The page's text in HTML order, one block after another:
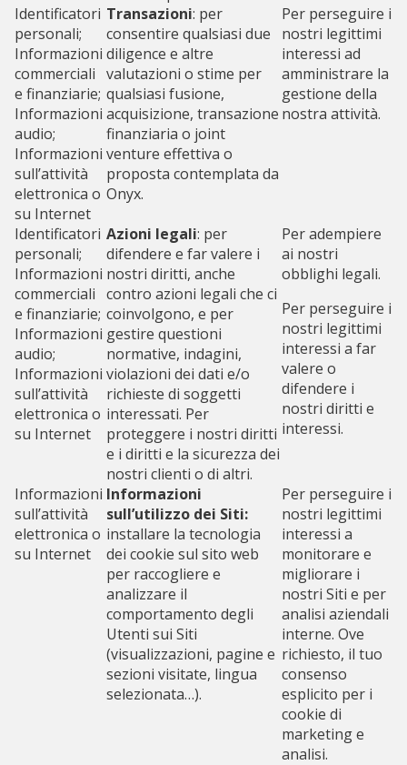
Identificatori
personali;
Informazioni
commerciali
e finanziarie;
Informazioni
audio;
Informazioni
sull’attività
elettronica o
su Internet
Transazioni: per
consentire qualsiasi due
diligence e altre
valutazioni o stime per
qualsiasi fusione,
acquisizione, transazione
finanziaria o joint
venture effettiva o
proposta contemplata da
Onyx.
Per perseguire i
nostri legittimi
interessi ad
amministrare la
gestione della
nostra attività.
Identificatori
personali;
Informazioni
commerciali
e finanziarie;
Informazioni
audio;
Informazioni
sull’attività
elettronica o
su Internet
Azioni legali: per
difendere e far valere i
nostri diritti, anche
contro azioni legali che ci
coinvolgono, e per
gestire questioni
normative, indagini,
violazioni dei dati e/o
richieste di soggetti
interessati. Per
proteggere i nostri diritti
e i diritti e la sicurezza dei
nostri clienti o di altri.
Per adempiere
ai nostri
obblighi legali.
Per perseguire i
nostri legittimi
interessi a far
valere o
difendere i
nostri diritti e
interessi.
Informazioni
sull’attività
elettronica o
su Internet
Informazioni
sull’utilizzo dei Siti:
installare la tecnologia
dei cookie sul sito web
per raccogliere e
analizzare il
comportamento degli
Utenti sui Siti
(visualizzazioni, pagine e
sezioni visitate, lingua
selezionata…).
Per perseguire i
nostri legittimi
interessi a
monitorare e
migliorare i
nostri Siti e per
analisi aziendali
interne. Ove
richiesto, il tuo
consenso
esplicito per i
cookie di
marketing e
analisi.